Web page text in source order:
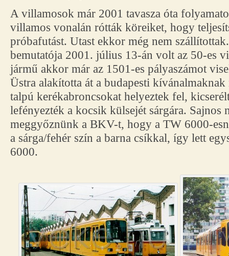
A villamosok már 2001 tavasza óta
villamos vonalán rótták köreiket, hogy
próbafutást. Utast ekkor még nem
bemutatója 2001. július 13-án volt az 50-es
jármű akkor már az 1501-es pályaszámot
Üstra alakította át a budapesti kívánalmaknak
talpú kerékabroncsokat helyeztek fel,
lefényezték a kocsik külsejét sárgára. Sajnos
meggyőznünk a BKV-t, hogy a TW 6000-
a sárga/fehér szín a barna csíkkal, így lett
6000.